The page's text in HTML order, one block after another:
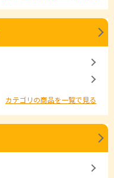
カテゴリの商品を一覧で見る